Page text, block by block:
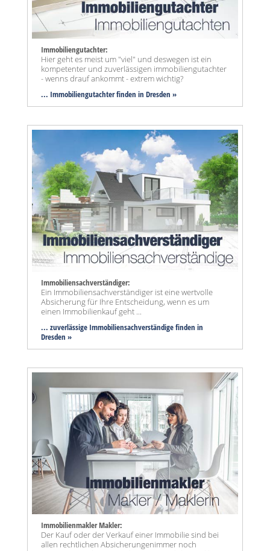
Immobiliengutachter:
Hier geht es meist um "viel" und deswegen ist ein
kompetenter und zuverlässigen immobiliengutachter
- wenns drauf ankommt - extrem wichtig?
... Immobiliengutachter finden in Dresden »
Immobiliensachverständiger:
Ein Immobiliensachverständiger ist eine wertvolle
Absicherung für Ihre Entscheidung, wenn es um
einen Immobilienkauf geht ...
... zuverlässige Immobiliensachverständige finden in
Dresden »
Immobilienmakler Makler:
Der Kauf oder der Verkauf einer Immobilie sind bei
allen rechtlichen Absicherungenimmer noch